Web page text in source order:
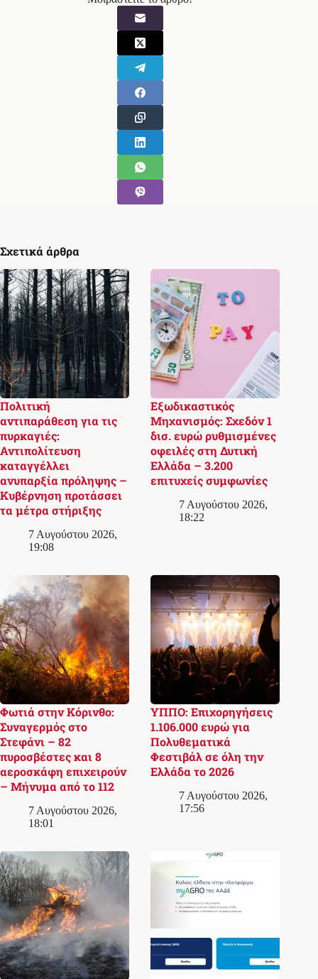
Σχετικά άρθρα
Πολιτική
αντιπαράθεση για τις
πυρκαγιές:
Αντιπολίτευση
καταγγέλλει
ανυπαρξία πρόληψης –
Κυβέρνηση προτάσσει
τα μέτρα στήριξης
7 Αυγούστου 2026,
19:08
Εξωδικαστικός
Μηχανισμός: Σχεδόν 1
δισ. ευρώ ρυθμισμένες
οφειλές στη Δυτική
Ελλάδα – 3.200
επιτυχείς συμφωνίες
7 Αυγούστου 2026,
18:22
Φωτιά στην Κόρινθο:
Συναγερμός στο
Στεφάνι – 82
πυροσβέστες και 8
αεροσκάφη επιχειρούν
– Μήνυμα από το 112
7 Αυγούστου 2026,
18:01
ΥΠΠΟ: Επιχορηγήσεις
1.106.000 ευρώ για
Πολυθεματικά
Φεστιβάλ σε όλη την
Ελλάδα το 2026
7 Αυγούστου 2026,
17:56